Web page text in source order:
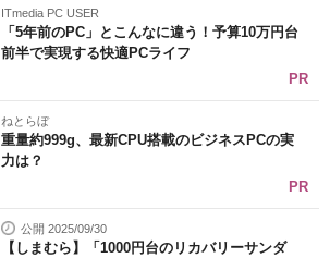
ITmedia PC USER
「5年前のPC」とこんなに違う！予算10万円台
前半で実現する快適PCライフ
PR
ねとらぼ
重量約999g、最新CPU搭載のビジネスPCの実
力は？
PR
公開 2025/09/30
【しまむら】「1000円台のリカバリーサンダ